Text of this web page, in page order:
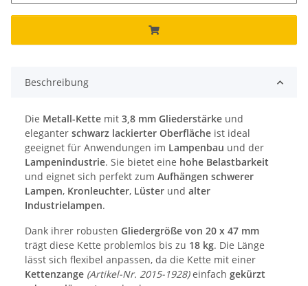
Beschreibung
Die Metall-Kette mit 3,8 mm Gliederstärke und
eleganter schwarz lackierter Oberfläche ist ideal
geeignet für Anwendungen im Lampenbau und der
Lampenindustrie. Sie bietet eine hohe Belastbarkeit
und eignet sich perfekt zum Aufhängen schwerer
Lampen, Kronleuchter, Lüster und alter
Industrielampen.
Dank ihrer robusten Gliedergröße von 20 x 47 mm
trägt diese Kette problemlos bis zu 18 kg. Die Länge
lässt sich flexibel anpassen, da die Kette mit einer
Kettenzange (Artikel-Nr. 2015-1928)einfach gekürzt